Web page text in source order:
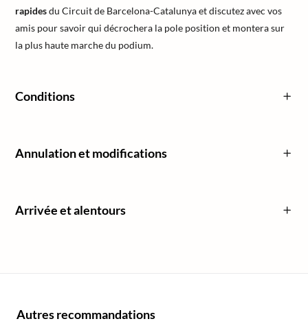
rapidesdu Circuit de Barcelona-Catalunya et discutez avec vos
amis pour savoir qui décrochera la pole position et montera sur
la plus haute marche du podium.
Conditions
Annulation et modifications
Arrivée et alentours
Autres recommandations